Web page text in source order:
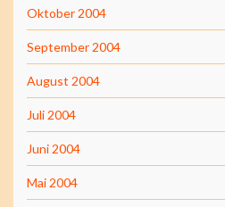
Oktober 2004
September 2004
August 2004
Juli 2004
Juni 2004
Mai 2004